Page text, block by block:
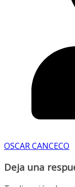
OSCAR CANCECO
Deja una